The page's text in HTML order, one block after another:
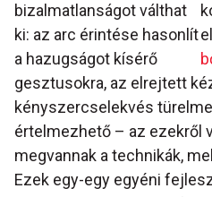
bizalmatlanságot válthat
ki: az arc érintése hasonlít
a hazugságot kísérő
gesztusokra, az elrejtett
kényszercselekvés
értelmezhető – az ezekről
megvannak a technikák,
Ezek egy-egy egyéni